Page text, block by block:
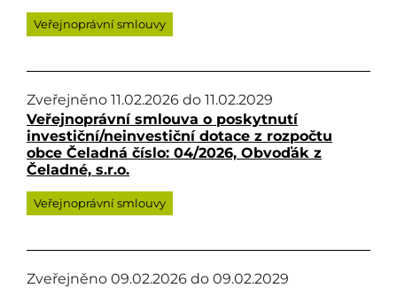
Veřejnoprávní smlouvy
Zveřejněno 11.02.2026 do 11.02.2029
Veřejnoprávní smlouva o poskytnutí
investiční/neinvestiční dotace z rozpočtu
obce Čeladná číslo: 04/2026, Obvoďák z
Čeladné, s.r.o.
Veřejnoprávní smlouvy
Zveřejněno 09.02.2026 do 09.02.2029